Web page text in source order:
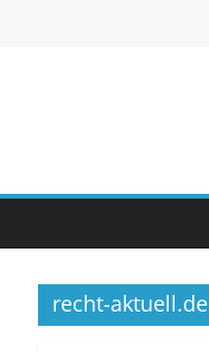
recht-aktuell.de